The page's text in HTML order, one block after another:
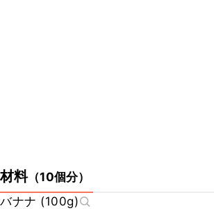
材料（10個分）
バナナ (100g)